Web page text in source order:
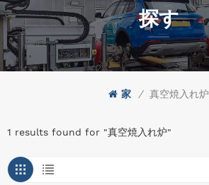
探す
家 / 真空焼入れ炉
1 results found for "真空焼入れ炉"